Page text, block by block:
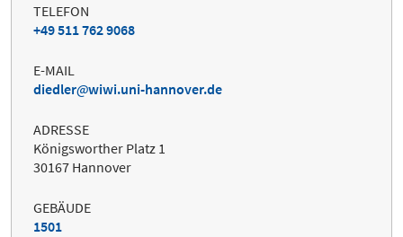
TELEFON
+49 511 762 9068
E-MAIL
diedler
wiwi.uni-hannover.de
ADRESSE
Königsworther Platz 1
30167 Hannover
GEBÄUDE
1501